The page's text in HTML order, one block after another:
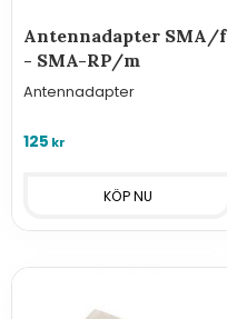
Antennadapter SMA/f
- SMA-RP/m
Antennadapter
125 kr